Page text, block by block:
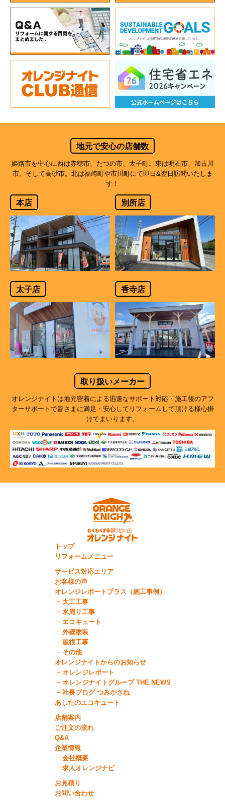
地元で安心の店舗数
姫路市を中心に西は赤穂市、たつの市、太子町。東は明石市、加古川
市、そして高砂市。北は福崎町や市川町にて即日&翌日訪問いたしま
す！
本店 別所店
太子店 香寺店
取り扱いメーカー
オレンジナイトは地元密着による迅速なサポート対応・施工後のアフ
ターサポートで皆さまに満足・安心してリフォームして頂ける様心掛
けてまいります。
トップ
リフォームメニュー
サービス対応エリア
お客様の声
オレンジレポートプラス（施工事例）
大工工事
水周り工事
エコキュート
外壁塗装
屋根工事
その他
オレンジナイトからのお知らせ
オレンジレポート
オレンジナイトグループ THE NEWS
社長ブログ つみかさね
あしたのエコキュート
店舗案内
ご注文の流れ
Q&A
企業情報
会社概要
求人オレンジナビ
お見積り
お問い合わせ